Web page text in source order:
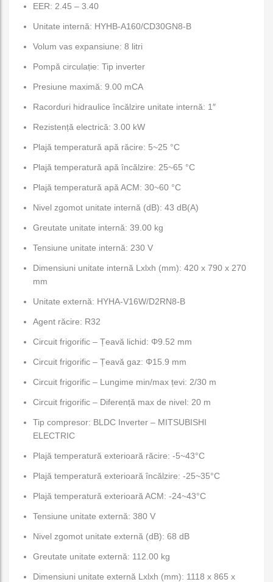
EER: 2.45 – 3.40
Unitate internă: HYHB-A160/CD30GN8-B
Volum vas expansiune: 8 litri
Pompă circulație: Tip inverter
Presiune maximă: 9.00 mCA
Racorduri hidraulice încălzire unitate internă: 1″
Rezistență electrică: 3.00 kW
Plajă temperatură apă răcire: 5~25 °C
Plajă temperatură apă încălzire: 25~65 °C
Plajă temperatură apă ACM: 30~60 °C
Nivel zgomot unitate internă (dB): 43 dB(A)
Greutate unitate internă: 39.00 kg
Tensiune unitate internă: 230 V
Dimensiuni unitate internă Lxlxh (mm): 420 x 790 x 270
mm
Unitate externă: HYHA-V16W/D2RN8-B
Agent răcire: R32
Circuit frigorific – Țeavă lichid: Φ9.52 mm
Circuit frigorific – Țeavă gaz: Φ15.9 mm
Circuit frigorific – Lungime min/max țevi: 2/30 m
Circuit frigorific – Diferență max de nivel: 20 m
Tip compresor: BLDC Inverter – MITSUBISHI
ELECTRIC
Plajă temperatură exterioară răcire: -5~43°C
Plajă temperatură exterioară încălzire: -25~35°C
Plajă temperatură exterioară ACM: -24~43°C
Tensiune unitate externă: 380 V
Nivel zgomot unitate externă (dB): 68 dB
Greutate unitate externă: 112.00 kg
Dimensiuni unitate externă Lxlxh (mm): 1118 x 865 x